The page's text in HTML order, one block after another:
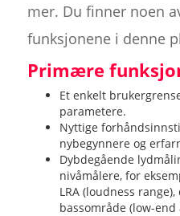
mer. Du finner noen
funksjonene i denne
Primære
Et enkelt
parametere.
Nyttige
nybegynnere og
Dybdegående
nivåmålere, for
LRA (loudness
bassområde (low-end